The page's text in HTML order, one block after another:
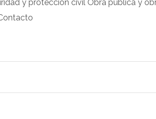
y protección civil Obra pública y